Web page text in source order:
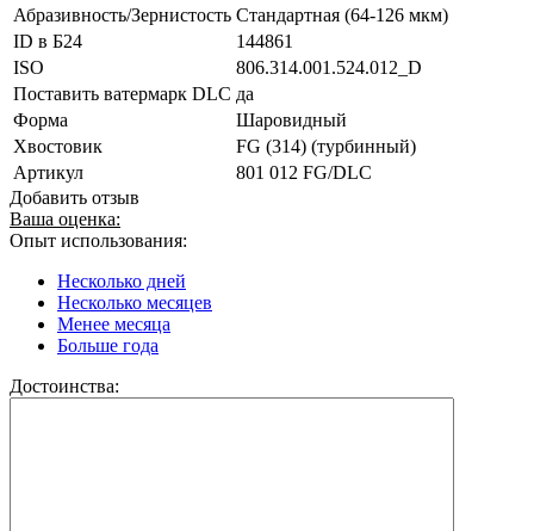
Абразивность/Зернистость Стандартная (64-126 мкм)
ID в Б24
144861
ISO
806.314.001.524.012_D
Поставить ватермарк DLC да
Форма
Шаровидный
Хвостовик
FG (314) (турбинный)
Артикул
801 012 FG/DLC
Добавить отзыв
Ваша оценка:
Опыт использования:
Несколько дней
Несколько месяцев
Менее месяца
Больше года
Достоинства: